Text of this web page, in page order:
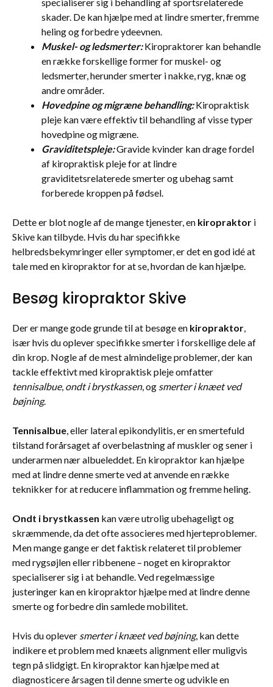
specialiserer sig i behandling af sportsrelaterede
skader. De kan hjælpe med at lindre smerter, fremme
heling og forbedre ydeevnen.
Muskel- og ledsmerter:Kiropraktorer kan behandle
en række forskellige former for muskel- og
ledsmerter, herunder smerter i nakke, ryg, knæ og
andre områder.
Hovedpine og migræne behandling:Kiropraktisk
pleje kan være effektiv til behandling af visse typer
hovedpine og migræne.
Graviditetspleje:Gravide kvinder kan drage fordel
af kiropraktisk pleje for at lindre
graviditetsrelaterede smerter og ubehag samt
forberede kroppen på fødsel.
Dette er blot nogle af de mange tjenester, en kiropraktor i
Skive kan tilbyde. Hvis du har specifikke
helbredsbekymringer eller symptomer, er det en god idé at
tale med en kiropraktor for at se, hvordan de kan hjælpe.
Besøg kiropraktor Skive
Der er mange gode grunde til at besøge en kiropraktor,
især hvis du oplever specifikke smerter i forskellige dele af
din krop. Nogle af de mest almindelige problemer, der kan
tackle effektivt med kiropraktisk pleje omfatter
tennisalbue, ondt i brystkassen, og smerter i knæet ved
bøjning.
Tennisalbue, eller lateral epikondylitis, er en smertefuld
tilstand forårsaget af overbelastning af muskler og sener i
underarmen nær albueleddet. En kiropraktor kan hjælpe
med at lindre denne smerte ved at anvende en række
teknikker for at reducere inflammation og fremme heling.
Ondt i brystkassen kan være utrolig ubehageligt og
skræmmende, da det ofte associeres med hjerteproblemer.
Men mange gange er det faktisk relateret til problemer
med rygsøjlen eller ribbenene – noget en kiropraktor
specialiserer sig i at behandle. Ved regelmæssige
justeringer kan en kiropraktor hjælpe med at lindre denne
smerte og forbedre din samlede mobilitet.
Hvis du oplever smerter i knæet ved bøjning, kan dette
indikere et problem med knæets alignment eller muligvis
tegn på slidgigt. En kiropraktor kan hjælpe med at
diagnosticere årsagen til denne smerte og udvikle en